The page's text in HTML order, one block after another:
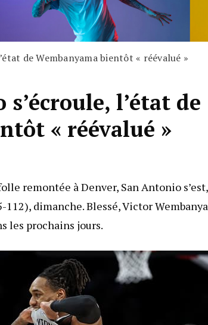
de Wembanyama bientôt « réévalué »
l’état de
« réévalué »
remontée à Denver, San Antonio
dimanche. Blessé, Victor
les prochains jours.